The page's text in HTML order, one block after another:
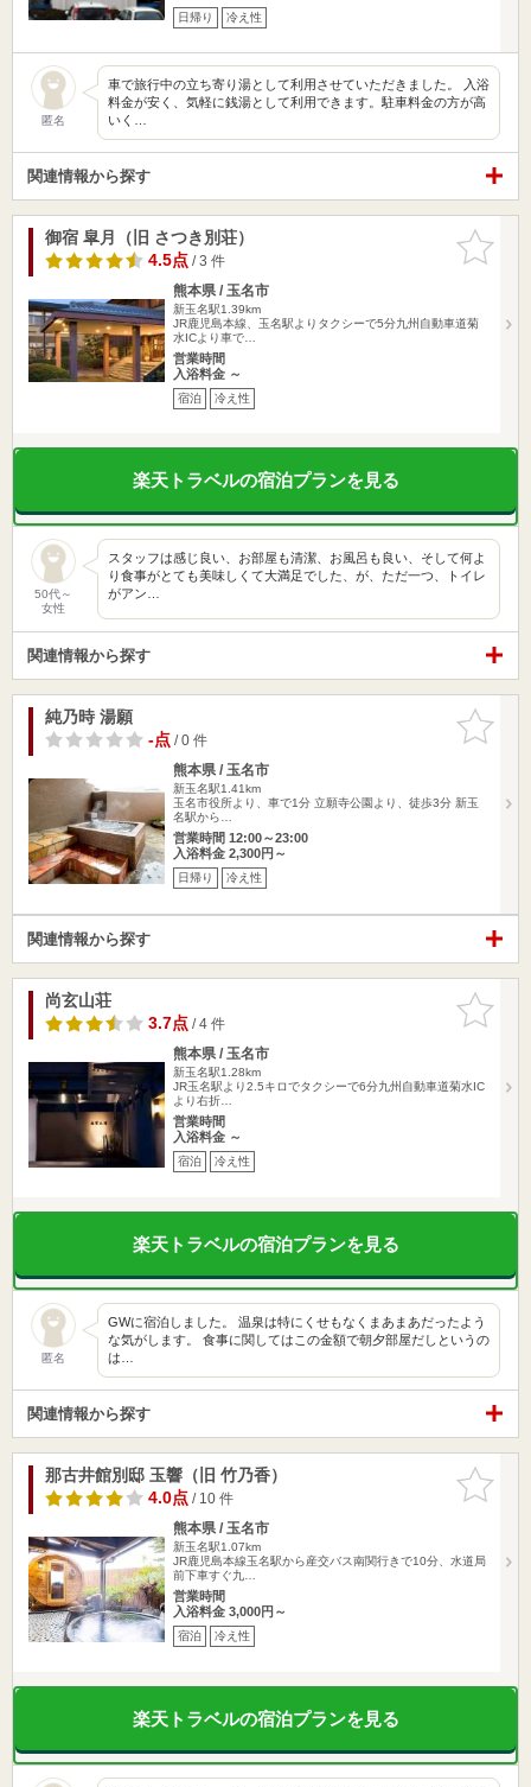
日帰り 冷え性
匿名
車で旅行中の立ち寄り湯として利用させていただきました。 入浴
料金が安く、気軽に銭湯として利用できます。駐車料金の方が高
いく…
関連情報から探す
お気に入
りに追加
御宿 皐月（旧 さつき別荘）
4.5点/ 3 件
熊本県 / 玉名市
新玉名駅1.39km
JR鹿児島本線、玉名駅よりタクシーで5分九州自動車道菊
水ICより車で…
営業時間
入浴料金 ～
宿泊 冷え性
楽天トラベルの宿泊プランを見る
50代～
女性
スタッフは感じ良い、お部屋も清潔、お風呂も良い、そして何よ
り食事がとても美味しくて大満足でした、が、ただ一つ、トイレ
がアン…
関連情報から探す
お気に入
りに追加
純乃時 湯願
-点/ 0 件
熊本県 / 玉名市
新玉名駅1.41km
玉名市役所より、車で1分 立願寺公園より、徒歩3分 新玉
名駅から…
営業時間 12:00～23:00
入浴料金 2,300円～
日帰り 冷え性
関連情報から探す
お気に入
りに追加
尚玄山荘
3.7点/ 4 件
熊本県 / 玉名市
新玉名駅1.28km
JR玉名駅より2.5キロでタクシーで6分九州自動車道菊水IC
より右折…
営業時間
入浴料金 ～
宿泊 冷え性
楽天トラベルの宿泊プランを見る
匿名
GWに宿泊しました。 温泉は特にくせもなくまあまあだったよう
な気がします。 食事に関してはこの金額で朝夕部屋だしというの
は…
関連情報から探す
お気に入
りに追加
那古井館別邸 玉響（旧 竹乃香）
4.0点/ 10 件
熊本県 / 玉名市
新玉名駅1.07km
JR鹿児島本線玉名駅から産交バス南関行きで10分、水道局
前下車すぐ九…
営業時間
入浴料金 3,000円～
宿泊 冷え性
楽天トラベルの宿泊プランを見る